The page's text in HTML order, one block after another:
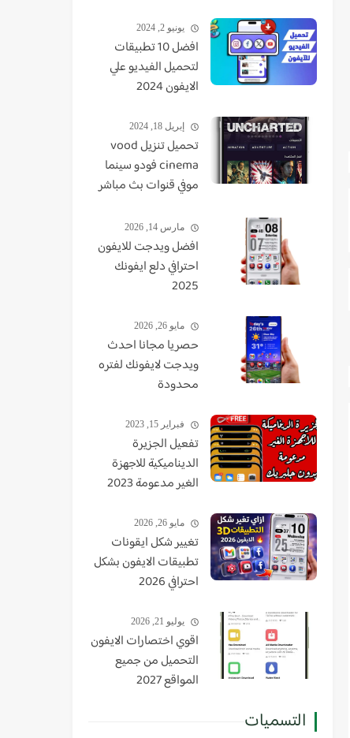
يونيو 2, 2024
افضل 10 تطبيقات
لتحميل الفيديو علي
الايفون 2024
إبريل 18, 2024
تحميل تنزيل vood
cinema فودو سينما
موفي قنوات بث مباشر
مارس 14, 2026
افضل ويدجت للايفون
احترافي دلع ايفونك
2025
مايو 26, 2026
حصريا مجانا احدث
ويدجت لايفونك لفتره
محدودة
فبراير 15, 2023
تفعيل الجزيرة
الديناميكية للاجهزة
الغير مدعومة 2023
مايو 26, 2026
تغيير شكل ايقونات
تطبيقات الايفون بشكل
احترافي 2026
يوليو 21, 2026
اقوي اختصارات الايفون
التحميل من جميع
المواقع 2027
التسميات